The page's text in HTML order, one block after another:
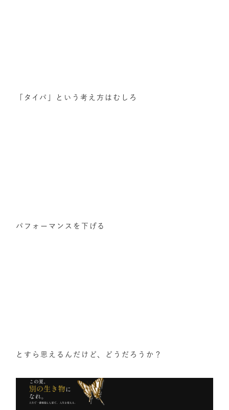
「タイパ」という考え方はむしろ
パフォーマンスを下げる
とすら思えるんだけど、どうだろうか？